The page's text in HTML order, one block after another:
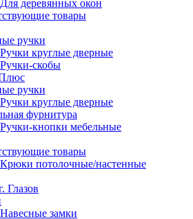
Для деревянных окон
товары
ручки
Ручки круглые дверные
Ручки-скобы
ручки
Ручки круглые дверные
фурнитура
Ручки-кнопки мебельные
товары
Крюки потолочные/настенные
Глазов
Навесные замки